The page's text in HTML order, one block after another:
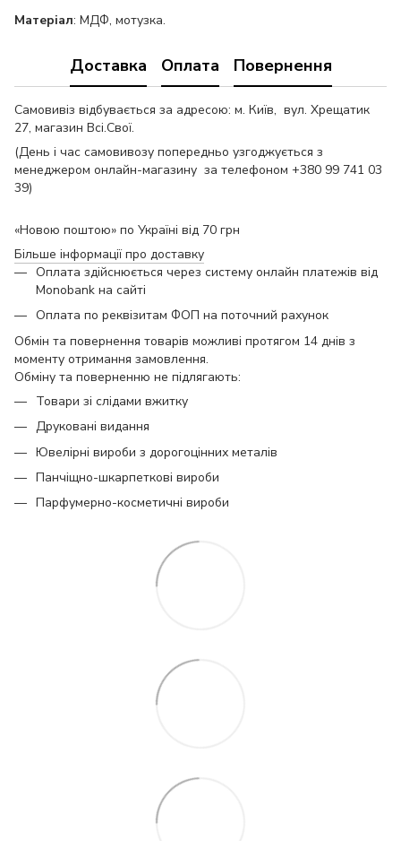
Матеріал: МДФ, мотузка.
Доставка Оплата Повернення
Самовивіз відбувається за адресою: м. Київ, вул. Хрещатик
27, магазин Всі.Свої.
(День і час самовивозу попередньо узгоджується з
менеджером онлайн-магазину за телефоном +380 99 741 03
39)
«Новою поштою» по Україні від 70 грн
Більше інформації про доставку
Оплата здійснюється через систему онлайн платежів від
Monobank на сайті
Оплата по реквізитам ФОП на поточний рахунок
Обмін та повернення товарів можливі протягом 14 днів з
моменту отримання замовлення.
Обміну та поверненню не підлягають:
Товари зі слідами вжитку
Друковані видання
Ювелірні вироби з дорогоцінних металів
Панчіщно-шкарпеткові вироби
Парфумерно-косметичні вироби